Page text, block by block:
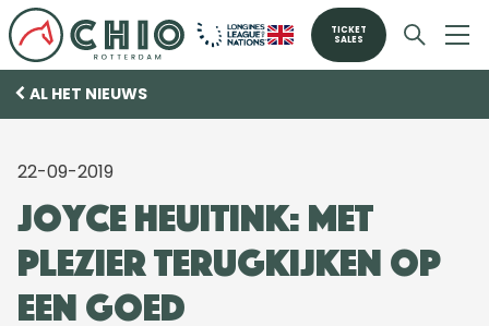
TICKET
SALES
AL HET NIEUWS
22-09-2019
Joyce Heuitink: met
plezier terugkijken op
een goed